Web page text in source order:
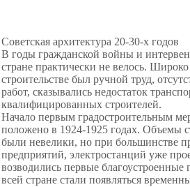
Советская архитектура 20-30-х годов
В годы гражданской войны и
стране практически не велось.
строительстве был ручной труд,
работ, сказывались недостаток
квалифицированных строителей.
Начало первым градостроительным
положено в 1924-1925 годах. Объемы
были невелики, но при большинстве
предприятий, электростанций уже
возводились первые
всей стране стали появляться